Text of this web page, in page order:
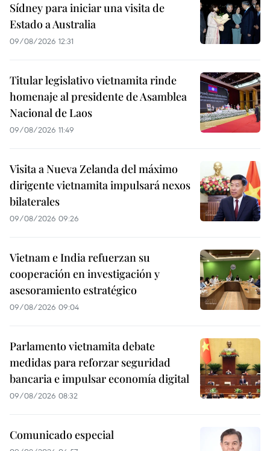
Sídney para iniciar una visita de
Estado a Australia
09/08/2026 12:31
Titular legislativo vietnamita rinde
homenaje al presidente de Asamblea
Nacional de Laos
09/08/2026 11:49
Visita a Nueva Zelanda del máximo
dirigente vietnamita impulsará nexos
bilaterales
09/08/2026 09:26
Vietnam e India refuerzan su
cooperación en investigación y
asesoramiento estratégico
09/08/2026 09:04
Parlamento vietnamita debate
medidas para reforzar seguridad
bancaria e impulsar economía digital
09/08/2026 08:32
Comunicado especial